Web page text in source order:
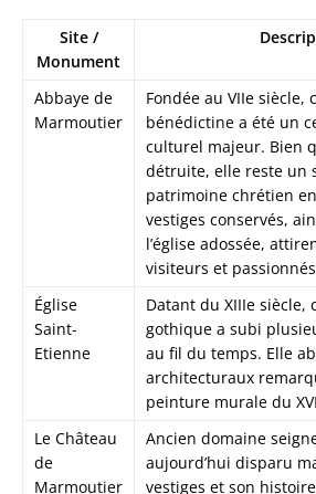
Site /
Monument
Abbaye de
Marmoutier
Fondée au VIIe siècle,
bénédictine a été un
culturel majeur. Bien
détruite, elle reste un
patrimoine chrétien
vestiges conservés,
l’église adossée,
visiteurs et
Église
Saint-
Etienne
Datant du XIIIe siècle,
gothique a subi
au fil du temps. Elle
architecturaux
peinture murale du
Le Château
de
Marmoutier
Ancien domaine
aujourd’hui disparu
vestiges et son